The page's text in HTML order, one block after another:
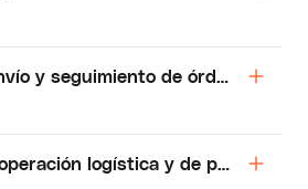
y seguimiento de órdenes
logística y de pagos